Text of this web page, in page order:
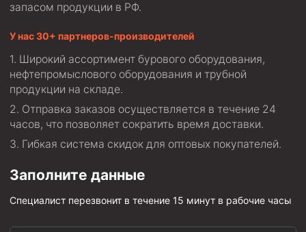
запасом продукции в РФ.
У нас 30+ партнеров-производителей
Широкий ассортимент бурового оборудования,
нефтепромыслового оборудования и трубной
продукции на складе.
Отправка заказов осуществляется в течение 24
часов, что позволяет сократить время доставки.
Гибкая система скидок для оптовых покупателей.
Заполните данные
Специалист перезвонит в течение 15 минут в рабочие часы